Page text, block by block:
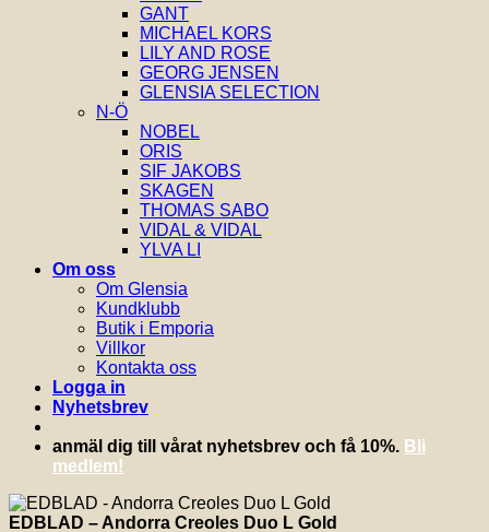
GANT
MICHAEL KORS
LILY AND ROSE
GEORG JENSEN
GLENSIA SELECTION
N-Ö
NOBEL
ORIS
SIF JAKOBS
SKAGEN
THOMAS SABO
VIDAL & VIDAL
YLVA LI
Om oss
Om Glensia
Kundklubb
Butik i Emporia
Villkor
Kontakta oss
Logga in
Nyhetsbrev
anmäl dig till vårat nyhetsbrev och få 10%. Bli
medlem!
EDBLAD – Andorra Creoles Duo L Gold